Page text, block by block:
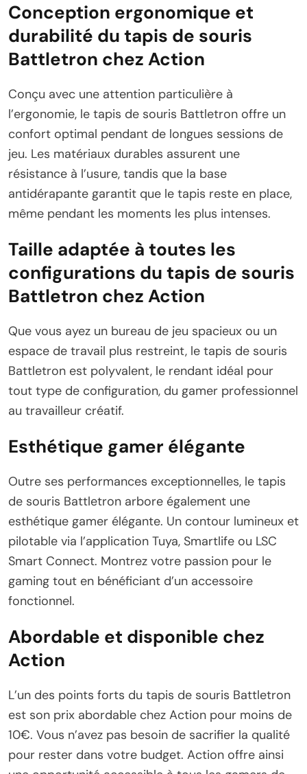
Conception ergonomique et
durabilité du tapis de souris
Battletron chez Action
Conçu avec une attention particulière à
l’ergonomie, le tapis de souris Battletron offre un
confort optimal pendant de longues sessions de
jeu. Les matériaux durables assurent une
résistance à l’usure, tandis que la base
antidérapante garantit que le tapis reste en place,
même pendant les moments les plus intenses.
Taille adaptée à toutes les
configurations du tapis de souris
Battletron chez Action
Que vous ayez un bureau de jeu spacieux ou un
espace de travail plus restreint, le tapis de souris
Battletron est polyvalent, le rendant idéal pour
tout type de configuration, du gamer professionnel
au travailleur créatif.
Esthétique gamer élégante
Outre ses performances exceptionnelles, le tapis
de souris Battletron arbore également une
esthétique gamer élégante. Un contour lumineux et
pilotable via l’application Tuya, Smartlife ou LSC
Smart Connect. Montrez votre passion pour le
gaming tout en bénéficiant d’un accessoire
fonctionnel.
Abordable et disponible chez
Action
L’un des points forts du tapis de souris Battletron
est son prix abordable chez Action pour moins de
10€. Vous n’avez pas besoin de sacrifier la qualité
pour rester dans votre budget. Action offre ainsi